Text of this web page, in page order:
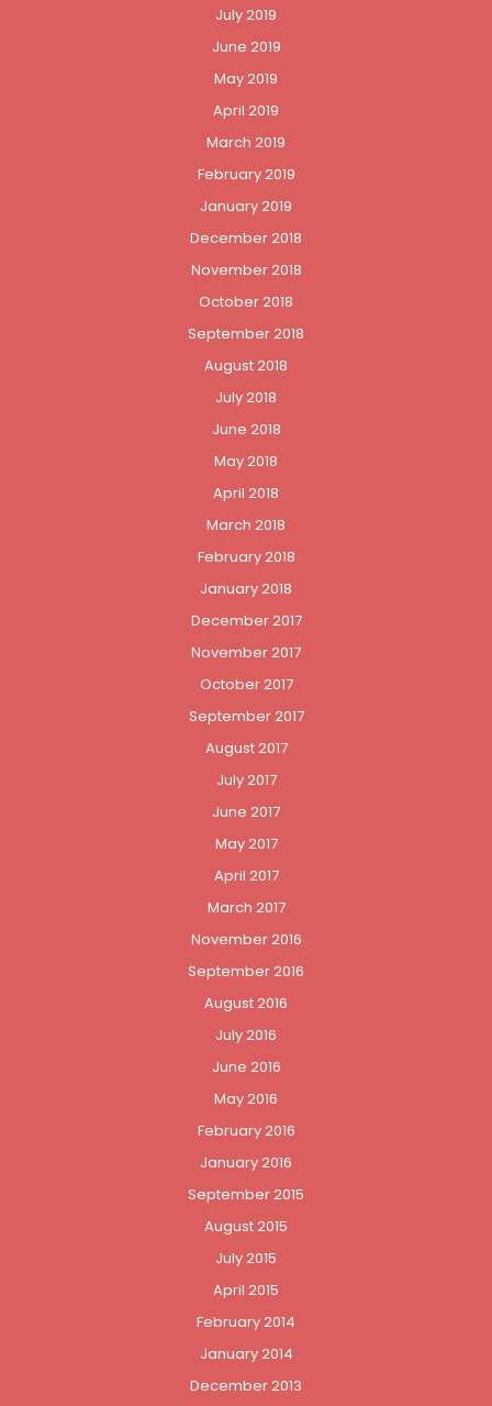
July 2019
June 2019
May 2019
April 2019
March 2019
February 2019
January 2019
December 2018
November 2018
October 2018
September 2018
August 2018
July 2018
June 2018
May 2018
April 2018
March 2018
February 2018
January 2018
December 2017
November 2017
October 2017
September 2017
August 2017
July 2017
June 2017
May 2017
April 2017
March 2017
November 2016
September 2016
August 2016
July 2016
June 2016
May 2016
February 2016
January 2016
September 2015
August 2015
July 2015
April 2015
February 2014
January 2014
December 2013